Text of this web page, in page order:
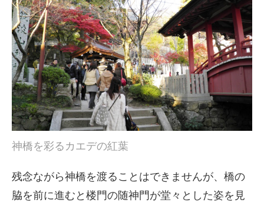
神橋を彩るカエデの紅葉
残念ながら神橋を渡ることはできませんが、橋の
脇を前に進むと楼門の随神門が堂々とした姿を見